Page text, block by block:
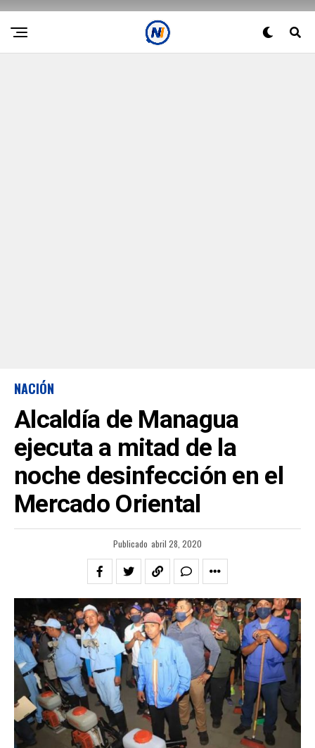
NACIÓN
Alcaldía de Managua
ejecuta a mitad de la
noche desinfección en el
Mercado Oriental
Publicado abril 28, 2020